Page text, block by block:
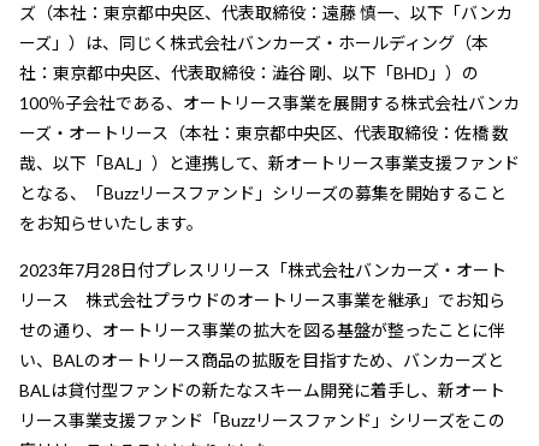
企業情報
ズ（本社：東京都中央区、代表取締役：遠藤 慎一、以下「バンカ
ーズ」）は、同じく株式会社バンカーズ・ホールディング（本
社：東京都中央区、代表取締役：澁谷 剛、以下「BHD」）の
100％子会社である、オートリース事業を展開する株式会社バンカ
ーズ・オートリース（本社：東京都中央区、代表取締役：佐橋 数
哉、以下「BAL」）と連携して、新オートリース事業支援ファンド
となる、「Buzzリースファンド」シリーズの募集を開始すること
をお知らせいたします。
2023年7月28日付プレスリリース「株式会社バンカーズ・オート
リース 株式会社プラウドのオートリース事業を継承」でお知ら
せの通り、オートリース事業の拡大を図る基盤が整ったことに伴
い、BALのオートリース商品の拡販を目指すため、バンカーズと
BALは貸付型ファンドの新たなスキーム開発に着手し、新オート
リース事業支援ファンド「Buzzリースファンド」シリーズをこの